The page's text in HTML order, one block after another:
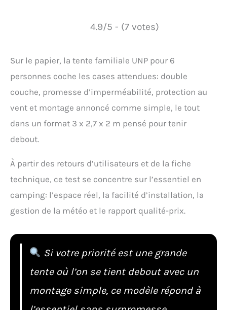
4.9/5 - (7 votes)
Sur le papier, la tente familiale UNP pour 6
personnes coche les cases attendues: double
couche, promesse d’imperméabilité, protection au
vent et montage annoncé comme simple, le tout
dans un format 3 x 2,7 x 2 m pensé pour tenir
debout.
À partir des retours d’utilisateurs et de la fiche
technique, ce test se concentre sur l’essentiel en
camping: l’espace réel, la facilité d’installation, la
gestion de la météo et le rapport qualité-prix.
Si votre priorité est une grande
tente où l’on se tient debout avec un
montage simple, ce modèle répond à